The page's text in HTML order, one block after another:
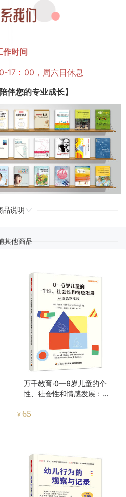
作时间
17： 00，周六日休息
伴您的专业成长】
品说明
其他商品
万千教育·0—6岁儿童的个
性、社会性和情感发展：从
¥ 65